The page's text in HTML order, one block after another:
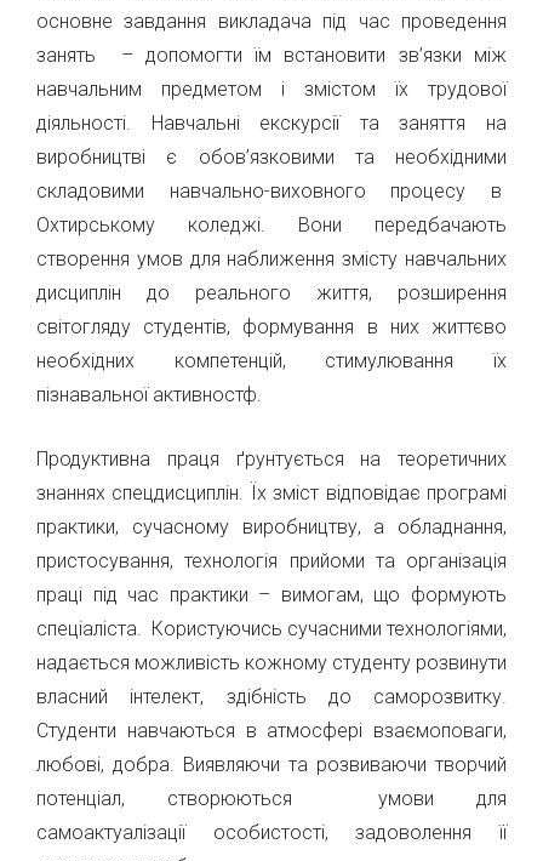
основне завдання викладача під час проведення
занять – допомогти їм встановити зв’язки між
навчальним предметом і змістом їх трудової
діяльності. Навчальні екскурсії та заняття на
виробництві є обов’язковими та необхідними
складовими навчально-виховного процесу в
Охтирському коледжі. Вони передбачають
створення умов для наближення змісту навчальних
дисциплін до реального життя, розширення
світогляду студентів, формування в них життєво
необхідних компетенцій, стимулювання їх
пізнавальної активностф.
Продуктивна праця ґрунтується на теоретичних
знаннях спецдисциплін. Їх зміст відповідає програмі
практики, сучасному виробництву, а обладнання,
пристосування, технологія прийоми та організація
праці під час практики – вимогам, що формують
спеціаліста. Користуючись сучасними технологіями,
надається можливість кожному студенту розвинути
власний інтелект, здібність до саморозвитку.
Студенти навчаються в атмосфері взаємоповаги,
любові, добра. Виявляючи та розвиваючи творчий
потенціал, створюються умови для
самоактуалізації особистості, задоволення її